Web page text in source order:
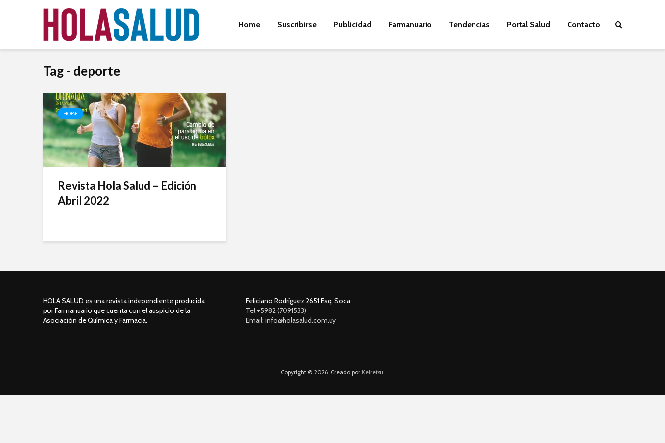
Home Suscribirse Publicidad Farmanuario Tendencias Portal Salud Contacto
Tag - deporte
HOME
Revista Hola Salud – Edición
Abril 2022
HOLA SALUD es una revista independiente producida
por Farmanuario que cuenta con el auspicio de la
Asociación de Química y Farmacia.
Feliciano Rodríguez 2651 Esq. Soca.
Tel +5982 (7091533)
Email: info@holasalud.com.uy
Copyright © 2026. Creado porKeiretsu.